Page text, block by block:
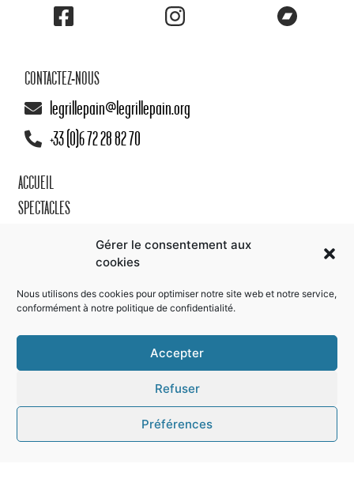
Gérer le consentement aux
cookies
Nous utilisons des cookies pour optimiser notre site web et notre service,
conformément à notre politique de confidentialité.
Accepter
Refuser
Préférences
CONTACTEZ-NOUS
legrillepain@legrillepain.org
+33 (0)6 72 28 82 70
ACCUEIL
SPECTACLES
ACTIONS ARTISTIQUES
ACTUALITÉS
CONTACT